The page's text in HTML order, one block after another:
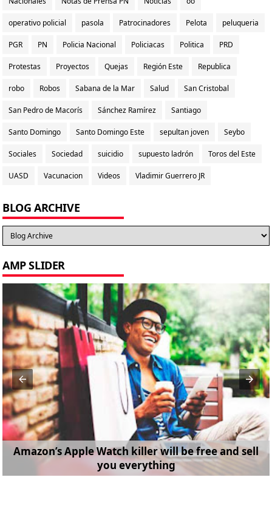
operativo policial pasola Patrocinadores Pelota peluqueria
PGR PN Policia Nacional Policiacas Politica PRD
Protestas Proyectos Quejas Región Este Republica
robo Robos Sabana de la Mar Salud San Cristobal
San Pedro de Macorís Sánchez Ramírez Santiago
Santo Domingo Santo Domingo Este sepultan joven Seybo
Sociales Sociedad suicidio supuesto ladrón Toros del Este
UASD Vacunacion Videos Vladimir Guerrero JR
BLOG ARCHIVE
AMP SLIDER
Amazon’s Apple Watch killer will be free and sell
you everything